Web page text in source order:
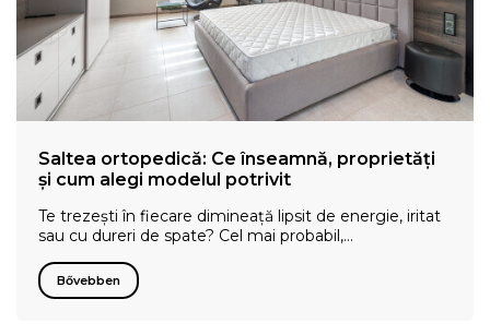
Saltea ortopedică: Ce înseamnă, proprietăți
și cum alegi modelul potrivit
Te trezești în fiecare dimineață lipsit de energie, iritat
sau cu dureri de spate? Cel mai probabil,…
Bővebben